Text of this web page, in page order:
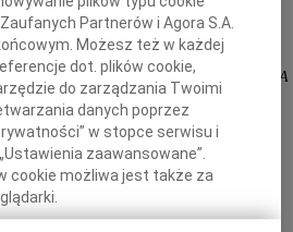
od
koleżanek i kolegów
z Biura Bezpieczeństwa PZU SA/PZU Życie SA
Partnerów i Agora S.A.
Możesz też w każdej
dot. plików cookie,
do zarządzania Twoimi
danych poprzez
w stopce serwisu i
zaawansowane”.
cookie możliwa jest także za